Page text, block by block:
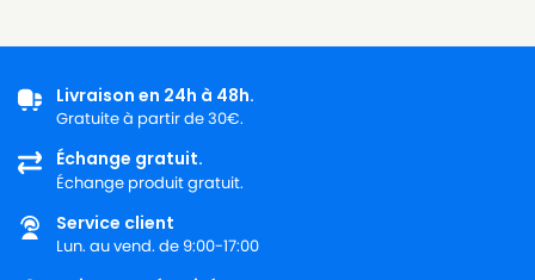
Livraison en 24h à 48h.
Gratuite à partir de 30€.
Échange gratuit.
Échange produit gratuit.
Service client
Lun. au vend. de 9:00-17:00